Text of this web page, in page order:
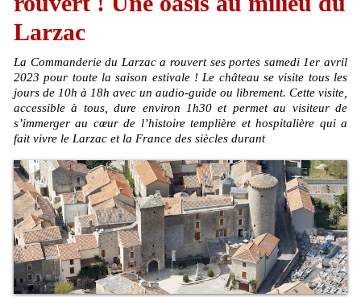
Larzac
La Commanderie du Larzac a rouvert ses portes samedi 1er avril
2023 pour toute la saison estivale ! Le château se visite tous les
jours de 10h à 18h avec un audio-guide ou librement. Cette visite,
accessible à tous, dure environ 1h30 et permet au visiteur de
s’immerger au cœur de l’histoire templière et hospitalière qui a
fait vivre le Larzac et la France des siècles durant